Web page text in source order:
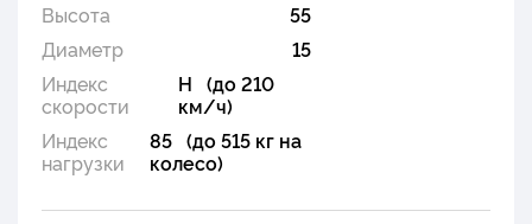
Высота
55
Диаметр
15
Индекс
скорости
H (до 210
км/ч)
Индекс
нагрузки
85 (до 515 кг на
колесо)